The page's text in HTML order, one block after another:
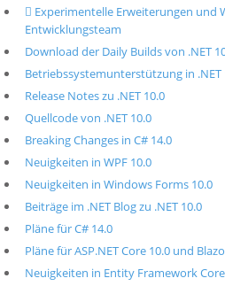
 Experimentelle Erweiterungen und
Entwicklungsteam
Download der Daily Builds von .NET
Betriebssystemunterstützung in .NET
Release Notes zu .NET 10.0
Quellcode von .NET 10.0
Breaking Changes in C# 14.0
Neuigkeiten in WPF 10.0
Neuigkeiten in Windows Forms 10.0
Beiträge im .NET Blog zu .NET 10.0
Pläne für C# 14.0
Pläne für ASP.NET Core 10.0 und
Neuigkeiten in Entity Framework